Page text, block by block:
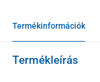
Termékinformációk
Termékleírás